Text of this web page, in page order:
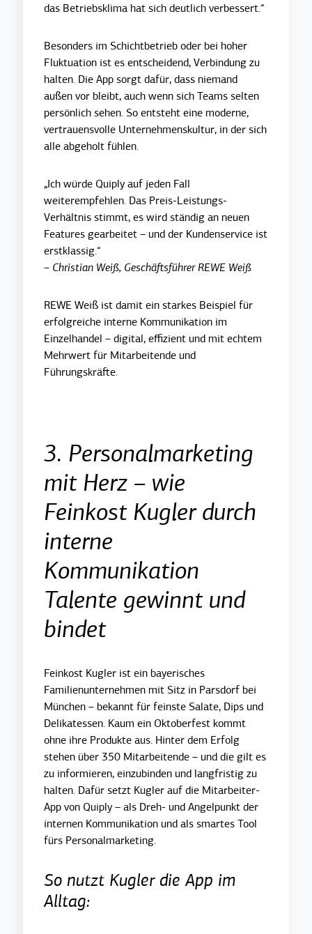
das Betriebsklima hat sich deutlich verbessert.“
Besonders im Schichtbetrieb oder bei hoher
Fluktuation ist es entscheidend, Verbindung zu
halten. Die App sorgt dafür, dass niemand
außen vor bleibt, auch wenn sich Teams selten
persönlich sehen. So entsteht eine moderne,
vertrauensvolle Unternehmenskultur, in der sich
alle abgeholt fühlen.
„Ich würde Quiply auf jeden Fall
weiterempfehlen. Das Preis-Leistungs-
Verhältnis stimmt, es wird ständig an neuen
Features gearbeitet – und der Kundenservice ist
erstklassig.“
– Christian Weiß, Geschäftsführer REWE Weiß
REWE Weiß ist damit ein starkes Beispiel für
erfolgreiche interne Kommunikation im
Einzelhandel – digital, effizient und mit echtem
Mehrwert für Mitarbeitende und
Führungskräfte.
3. Personalmarketing
mit Herz – wie
Feinkost Kugler durch
interne
Kommunikation
Talente gewinnt und
bindet
Feinkost Kugler ist ein bayerisches
Familienunternehmen mit Sitz in Parsdorf bei
München – bekannt für feinste Salate, Dips und
Delikatessen. Kaum ein Oktoberfest kommt
ohne ihre Produkte aus. Hinter dem Erfolg
stehen über 350 Mitarbeitende – und die gilt es
zu informieren, einzubinden und langfristig zu
halten. Dafür setzt Kugler auf die Mitarbeiter-
App von Quiply – als Dreh- und Angelpunkt der
internen Kommunikation und als smartes Tool
fürs Personalmarketing.
So nutzt Kugler die App im
Alltag: